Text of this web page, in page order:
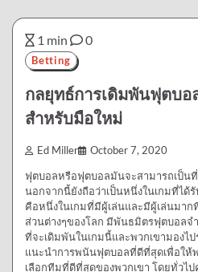
1 min 0
Betting
กลยุทธ์การเดิมพันฟุตบอ
สำหรับมือใหม่
Ed Miller October 7, 2020
ฟุตบอลหรือฟุตบอลมันจะสามารถเป็น
นอกจากนี้ยังถือว่าเป็นหนึ่งในเกมที่ไ
คือหนึ่งในเกมที่มีผู้เล่นและมีผู้เล่นมา
ส่วนต่างๆของโลก มีพันธมิตรฟุตบอล
ที่จะเดิมพันในเกมนี้และพวกเขามองไ
แนะนำการพนันฟุตบอลที่ดีที่สุดเพื่อให้
เลือกทีมที่ดีที่สุดของพวกเขา โดยทั่วไ